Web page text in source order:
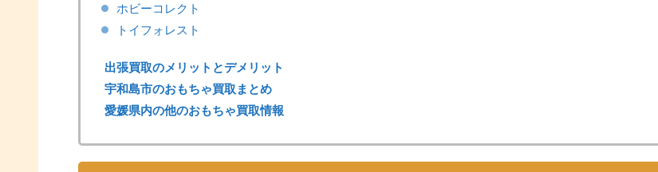
ホビーコレクト
トイフォレスト
出張買取のメリットとデメリット
宇和島市のおもちゃ買取まとめ
愛媛県内の他のおもちゃ買取情報